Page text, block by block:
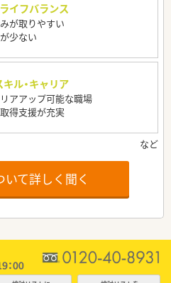
イフバランス
が取りやすい
少ない
キル・キャリア
アアップ可能な職場
得支援が充実
て詳しく聞く